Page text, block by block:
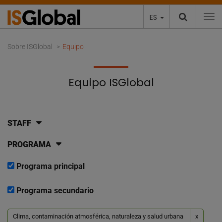
ES
Sobre ISGlobal Equipo
Equipo ISGlobal
STAFF
PROGRAMA
Programa principal
Programa secundario
Clima, contaminación atmosférica, naturaleza y salud urbana x